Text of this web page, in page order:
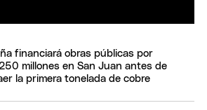
financiará obras públicas por
millones en San Juan antes de
la primera tonelada de cobre